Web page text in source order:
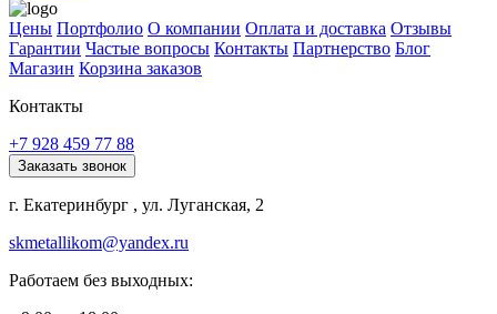
Цены Портфолио О компании Оплата и доставка Отзывы
Гарантии Частые вопросы Контакты Партнерство Блог
Магазин Корзина заказов
Контакты
+7 928 459 77 88
Заказать звонок
г. Екатеринбург , ул. Луганская, 2
skmetallikom@yandex.ru
Работаем без выходных: